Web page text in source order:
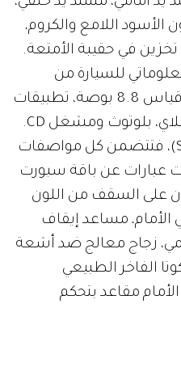
الأسود اللامع والكروم،
في حقيبة الأمتعة.
للسيارة من
شاشة تعمل باللمس من قياس 8.8 بوصة، تطبيقات
BMW، نظام ملاحي، آبل كار بلاي، بلوتوث ومشغل CD.
أما الفئة الثانية: (Sport Line)، فتتضمن كل مواصفات
عبارات عن باقة سبورت
على السقف من اللون
مساعد إيقاف
زجاج معالج ضد أشعة
الفاخر الطبيعي
مقاعد بتحكم